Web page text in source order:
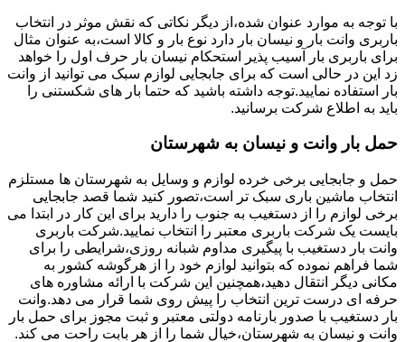
با توجه به موارد عنوان شده،از دیگر نکاتی که نقش موثر در انتخاب
باربری وانت بار و نیسان بار دارد نوع بار و کالا است،به عنوان مثال
برای باربری بار آسیب پذیر استحکام نیسان بار حرف اول را خواهد
زد این در حالی است که برای جابجایی لوازم سبک می توانید از وانت
بار استفاده نمایید.توجه داشته باشید که حتما بار های شکستنی را
باید به اطلاع شرکت برسانید.
حمل بار وانت و نیسان به شهرستان
حمل و جابجایی برخی خرده لوازم و وسایل به شهرستان ها مستلزم
انتخاب ماشین باری سبک تر است،تصور کنید شما قصد جابجایی
برخی لوازم را از دستغیب به جنوب را دارید برای این کار در ابتدا می
بایست یک شرکت باربری معتبر را انتخاب نمایید.شرکت باربری
وانت بار دستغیب با پیگیری مداوم شبانه روزی،شرایطی را برای
شما فراهم نموده که بتوانید لوازم خود را از هرگوشه کشور به
مکانی دیگر انتقال دهید،همچنین این شرکت با ارائه مشاوره های
حرفه ای درست ترین انتخاب را پیش روی شما قرار می دهد.وانت
بار دستغیب با صدور بارنامه دولتی معتبر و ثبت مجوز برای حمل بار
وانت و نیسان به شهرستان،خیال شما را از هر بابت راحت می کند.